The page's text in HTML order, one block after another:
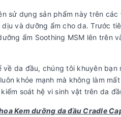
sử dụng sản phẩm này trên
và dưỡng ẩm cho da. Trước
ẩm Soothing MSM lên
da đầu, chúng tôi khuyên
khỏe mạnh mà không làm
soát hệ vi sinh vật trên da
Kem dưỡng da đầu Cradle